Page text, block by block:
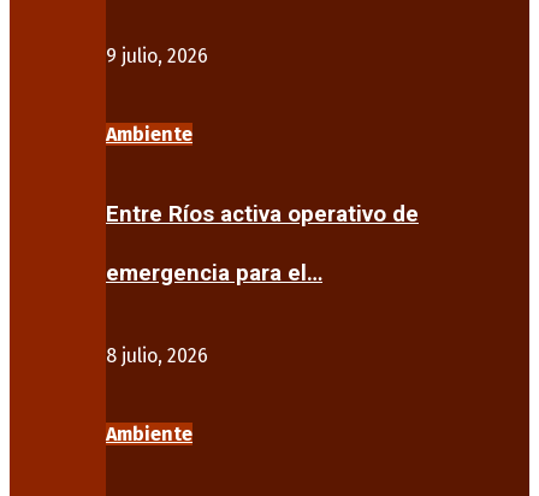
9 julio, 2026
Ambiente
Entre Ríos activa operativo de
emergencia para el…
8 julio, 2026
Ambiente